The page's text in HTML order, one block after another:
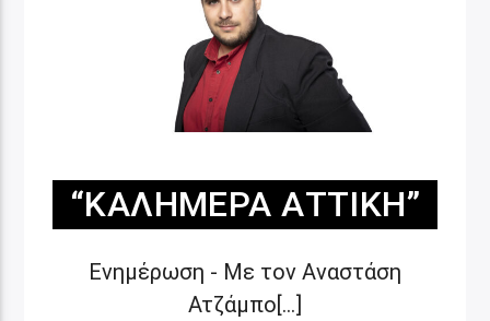
“ΚΑΛΗΜΈΡΑ ΑΤΤΙΚΉ”
Ενημέρωση - Με τον Αναστάση
Ατζάμπο[...]